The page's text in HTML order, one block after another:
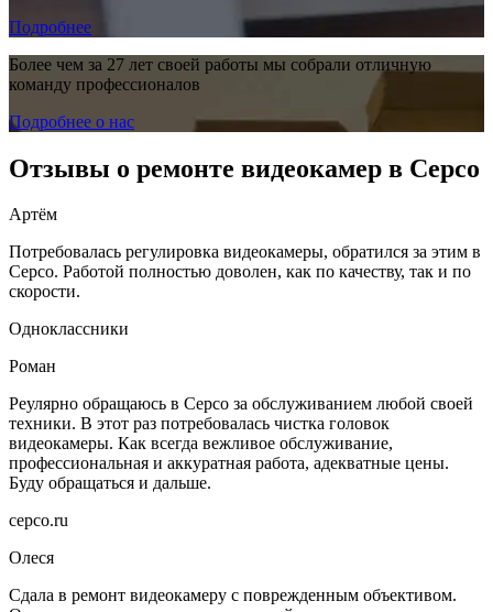
Подробнее
Более чем за 27 лет своей работы мы собрали отличную
команду профессионалов
Подробнее о нас
Отзывы о ремонте видеокамер в Серсо
Артём
Потребовалась регулировка видеокамеры, обратился за этим в
Серсо. Работой полностью доволен, как по качеству, так и по
скорости.
Одноклассники
Роман
Реулярно обращаюсь в Серсо за обслуживанием любой своей
техники. В этот раз потребовалась чистка головок
видеокамеры. Как всегда вежливое обслуживание,
профессиональная и аккуратная работа, адекватные цены.
Буду обращаться и дальше.
серсо.ru
Олеся
Сдала в ремонт видеокамеру с поврежденным объективом.